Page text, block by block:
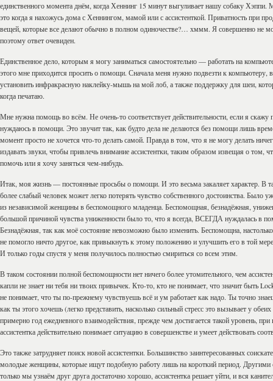
единственного момента днём, когда Хеннинг 15 минут выгуливает нашу собаку
это когда я нахожусь дома с Хеннингом, мамой или с ассистенткой. Приватность при
вещей, которые все делают обычно в полном одиночестве?… хммм. Я совершенно не
поэтому ответ очевиден.
Единственное дело, которым я могу заниматься самостоятельно — работать на
этого мне приходится просить о помощи. Сначала меня нужно подвезти к компьютеру,
установить инфракрасную наклейку-мышь на мой лоб, а также поддержку для шеи,
когда печатаю.
Мне нужна помощь во всём. Не очень-то соответствует действительности, если я скажу
нуждаюсь в помощи. Это звучит так, как будто дела не делаются без помощи лишь
момент просто не хочется что-то делать самой. Правда в том, что я не могу делать
издавать звуки, чтобы привлечь внимание ассистентки, таким образом извещая о том,
помочь или я хочу заняться чем-нибудь.
Итак, моя жизнь — постоянные просьбы о помощи. И это весьма закаляет характер. В
более слабый человек может легко потерять чувство собственного достоинства. Было
из независимой женщины в беспомощного младенца. Беспомощная, безнадёжная,
большой причиной чувства униженности было то, что я всегда, ВСЕГДА нуждалась в
Безнадёжная, так как моё состояние невозможно было изменить. Беспомощна,
не помогло ничто другое, как привыкнуть к этому положению и улучшить его в той
И только годы спустя у меня получилось полностью смириться со всем этим.
В таком состоянии полной беспомощности нет ничего более утомительного, чем
капли не знает ни тебя ни твоих привычек. Кто-то, кто не понимает, что значит быть
не понимает, что ты по-прежнему чувствуешь всё и ум работает как надо. Ты точно
как ты этого хочешь (легко представить, насколько сильный стресс это вызывает у
примерно год ежедневного взаимодействия, прежде чем достигается такой уровень, при
ассистентка действительно понимает ситуацию в совершенстве и умеет действовать
Это также затрудняет поиск новой ассистентки. Большинство заинтересованных
молодые женщины, которые ищут подобную работу лишь на короткий период. Другими
только мы узнаём друг друга достаточно хорошо, ассистентка решает уйти, и вся